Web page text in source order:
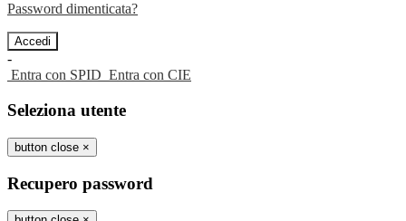
Password dimenticata?
-
Entra con SPID Entra con CIE
Seleziona utente
button close ×
Recupero password